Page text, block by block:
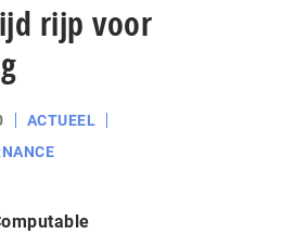
rijp voor
ACTUEEL